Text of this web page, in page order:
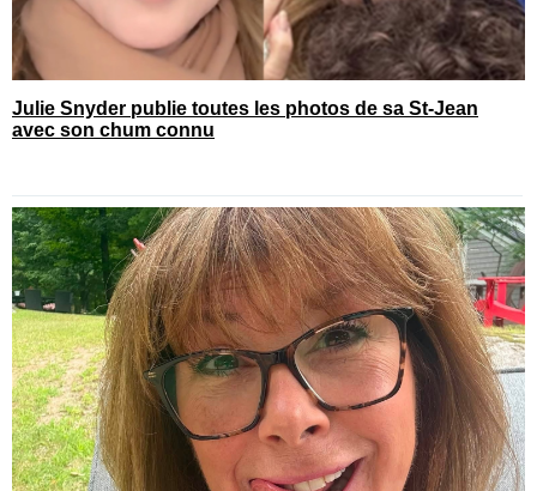
Julie Snyder publie toutes les photos de sa St-Jean
avec son chum connu